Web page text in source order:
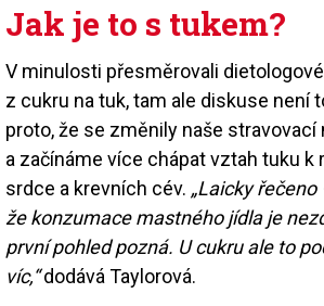
Jak je to s tukem?
V minulosti přesměrovali
z cukru na tuk, tam ale diskuse není
proto, že se změnily naše stravovací
a začínáme více chápat vztah tuku
srdce a krevních cév. „Laicky
že konzumace mastného jídla je
první pohled pozná. U cukru ale to
víc,“dodává Taylorová.